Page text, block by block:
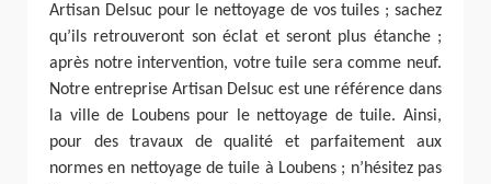
Artisan Delsuc pour le nettoyage de vos tuiles ; sachez
qu’ils retrouveront son éclat et seront plus étanche ;
après notre intervention, votre tuile sera comme neuf.
Notre entreprise Artisan Delsuc est une référence dans
la ville de Loubens pour le nettoyage de tuile. Ainsi,
pour des travaux de qualité et parfaitement aux
normes en nettoyage de tuile à Loubens ; n’hésitez pas